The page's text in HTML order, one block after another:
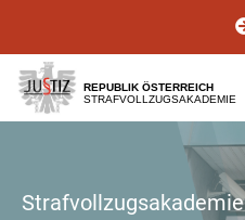
[1]
[2]
[3]
REPUBLIK ÖSTERREICH
STRAFVOLLZUGSAKADEMIE
Strafvollzugsakademie